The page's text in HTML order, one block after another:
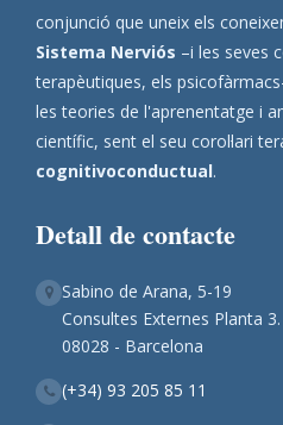
conjunció que uneix els
Sistema Nerviós –i les seves
terapèutiques, els
les teories de l'aprenentatge i
científic, sent el seu corol·lari
cognitivoconductual.
Detall de contacte
Sabino de Arana, 5-19
Consultes Externes Planta
08028 - Barcelona
(+34) 93 205 85 11